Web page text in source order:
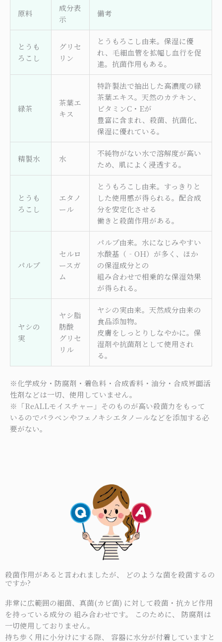
原料
成分表
示
備考
とうも
ろこし
グリセ
リン
とうもろこし由来。保湿に優
れ、毛細血管を拡幅し血行を促
進。抗菌作用もある。
緑茶
茶葉エ
キス
特許製法で抽出した高濃度の緑
茶葉エキス。天然のカテキン、
ビタミンC・Eが
豊富に含まれ、殺菌、抗菌化、
保湿に優れている。
精製水 水
不純物がない水で溶解度が高い
ため、肌によく浸透する。
とうも
ろこし
エタノ
ール
とうもろこし由来。すっきりと
した使用感が得られる。配合成
分を安定化させる
働きと殺菌作用がある。
パルプ
セルロ
ースガ
ム
パルプ由来。水になじみやすい
水酸基（‐OH）が多く、ほか
の保湿成分との
組み合わせで相乗的な保湿効果
が得られる。
ヤシの
実
ヤシ脂
肪酸
グリセ
リル
ヤシの実由来。天然成分由来の
食品添加物。
皮膚をしっとりしなやかに。保
湿剤や抗菌剤として使用され
る。
※化学成分・防腐剤・着色料・合成香料・油分・合成界面活
性剤などは一切、使用していません。
※「ReALLモイスチャー」そのものが高い殺菌力をもって
いるのでパラベンやフェノキシエタノールなどを添加する必
要がない。
殺菌作用があると言われましたが、 どのような菌を殺菌するの
ですか?
非常に広範囲の細菌、真菌(カビ菌) に対して殺菌・抗カビ作用
を持っている成分の 組み合わせです。 このために、 防腐剤は
一切使用しておりません。
持ち歩く用に小分けにする際、 容器に水分が付着していますと